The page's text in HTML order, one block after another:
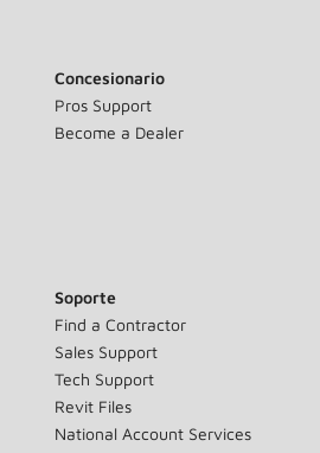
Concesionario
Pros Support
Become a Dealer
Soporte
Find a Contractor
Sales Support
Tech Support
Revit Files
National Account Services